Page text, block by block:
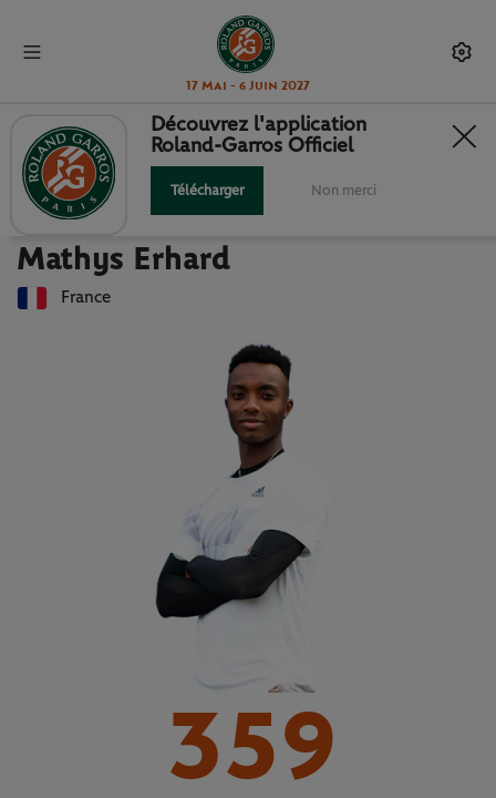
17 Mai - 6 Juin 2027
Retour à la liste des joueuses et joueurs
MATHYS ERHARD : FICHE JOUEUR
Mathys Erhard
France
359
Découvrez l'application
Roland-Garros Officiel
Télécharger Non merci